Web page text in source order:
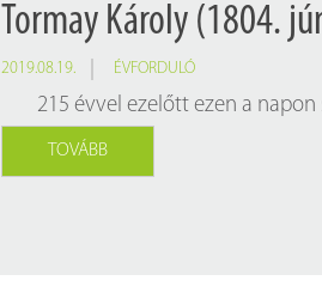
Tormay Károly (1804.
2019.08.19. ÉVFORDULÓ
215 évvel ezelőtt ezen a
TOVÁBB